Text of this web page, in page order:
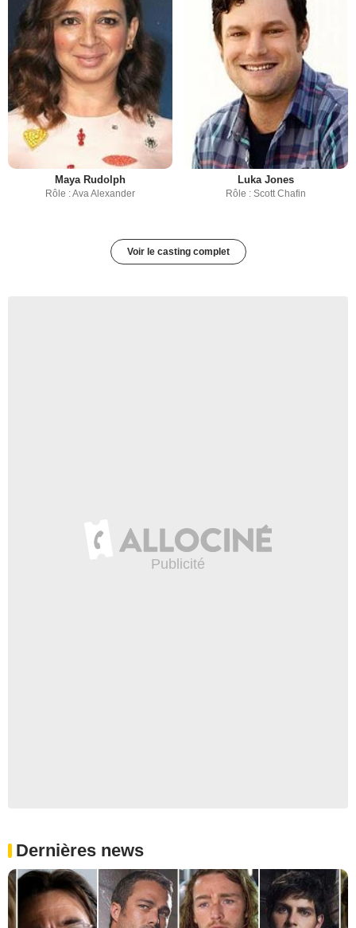
Maya Rudolph
Rôle : Ava Alexander
Luka Jones
Rôle : Scott Chafin
Voir le casting complet
Dernières news